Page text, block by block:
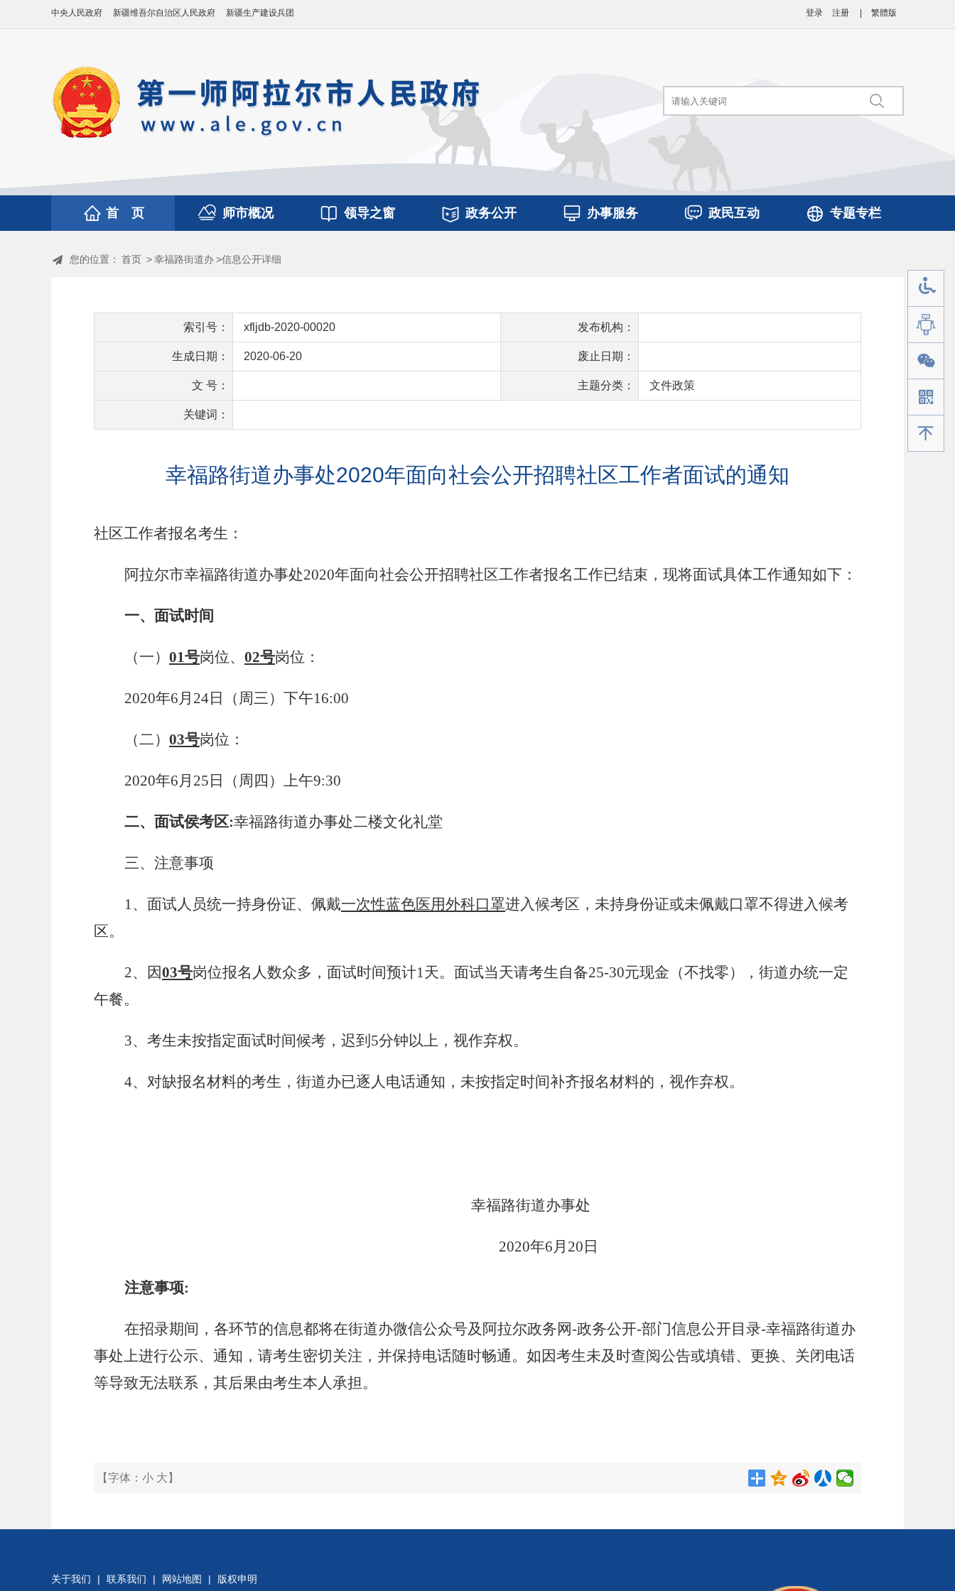
登录 注册 繁體版
中央人民政府 新疆维吾尔自治区人民政府 新疆生产建设兵团
首 页 师市概况 领导之窗 政务公开 办事服务 政民互动 专题专栏
您的位置： 首页 >幸福路街道办>信息公开详细
索引号： xfljdb-2020-00020 发布机构：
生成日期： 2020-06-20 废止日期：
文 号： 主题分类： 文件政策
关键词：
幸福路街道办事处2020年面向社会公开招聘社区工作者面试的通知
社区工作者报名考生：
阿拉尔市幸福路街道办事处2020年面向社会公开招聘社区工作者报名工作已结束 ，现将面试具体工作通知如下：
一、 面试时间
（一） 01号岗位、 02号岗位：
2020年6月24日（周三）下午16:00
（二） 03号岗位：
2020年6月25日（周四）上午9:30
二、 面试侯考区:幸福路街道办事处二楼文化礼堂
三、注意事项
1、面试人员统一持身份证、佩戴一次性蓝色医用外科口罩进入候考区，未持身份证或未佩戴口罩不得进入候考
区。
2、 因03号岗位报名人数众多，面试时间预计1天。 面试当天请考生自备25-30元现金（不找零），街道办统一定
午餐。
3、考生未按指定面试时间候考，迟到5分钟以上，视作弃权。
4、对缺报名材料的考生，街道办已逐人电话通知，未按指定时间补齐报名材料的，视作弃权。
幸福路街道办事处
2020年6月 20 日
注意事项:
在招录期间 ，各环节的信息都将在街道办微信公众号及 阿拉尔政务网-政务公开-部门信息公开目录-幸福路街道办
事处上进行公示、通知 ，请考生密切关注，并保持电话随时畅通。如因考生未及时查阅公告或填错、更换、 关闭电话
等导致无法联系，其后果由考生本人承担。
【字体： 小 大 】
关于我们 | 联系我们 | 网站地图 | 版权申明
手机版